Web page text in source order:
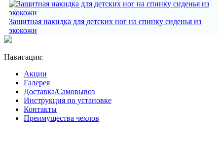
Защитная накидка для детских ног на спинку сиденья из
экокожи
Навигация:
Акции
Галерея
Доставка/Самовывоз
Инструкция по установке
Контакты
Преимущества чехлов